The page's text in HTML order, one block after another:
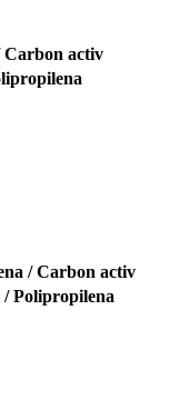
Carbon activ
/ Carbon activ
/ Polipropilena